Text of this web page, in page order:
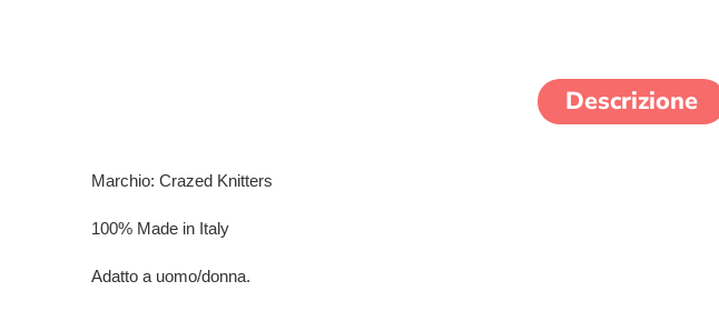
Descrizione
Marchio: Crazed Knitters
100% Made in Italy
Adatto a uomo/donna.